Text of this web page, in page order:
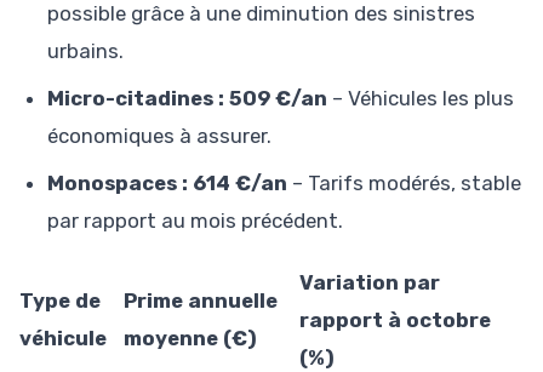
possible grâce à une diminution des sinistres
urbains.
Micro-citadines : 509 €/an – Véhicules les plus
économiques à assurer.
Monospaces : 614 €/an – Tarifs modérés, stable
par rapport au mois précédent.
Type de
véhicule
Prime annuelle
moyenne (€)
Variation par
rapport à octobre
(%)